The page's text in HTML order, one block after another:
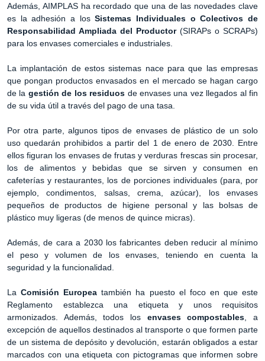
Además, AIMPLAS ha recordado que una de las novedades clave
es la adhesión a losSistemas Individuales o Colectivos de
Responsabilidad Ampliada del Productor(SIRAPs o SCRAPs)
para los envases comerciales e industriales.
La implantación de estos sistemas nace para que las empresas
que pongan productos envasados en el mercado se hagan cargo
de la gestión de los residuos de envases una vez llegados al fin
de su vida útil a través del pago de una tasa.
Por otra parte, algunos tipos de envases de plástico de un solo
uso quedarán prohibidos a partir del 1 de enero de 2030. Entre
ellos figuran los envases de frutas y verduras frescas sin procesar,
los de alimentos y bebidas que se sirven y consumen en
cafeterías y restaurantes, los de porciones individuales (para, por
ejemplo, condimentos, salsas, crema, azúcar), los envases
pequeños de productos de higiene personal y las bolsas de
plástico muy ligeras (de menos de quince micras).
Además, de cara a 2030 los fabricantes deben reducir al mínimo
el peso y volumen de los envases, teniendo en cuenta la
seguridad y la funcionalidad.
LaComisión Europea también ha puesto el foco en que este
Reglamento establezca una etiqueta y unos requisitos
armonizados. Además, todos los envases compostables , a
excepción de aquellos destinados al transporte o que formen parte
de un sistema de depósito y devolución, estarán obligados a estar
marcados con una etiqueta con pictogramas que informen sobre